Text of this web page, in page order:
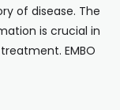
of disease. The
is crucial in
EMBO